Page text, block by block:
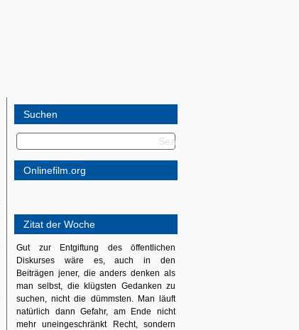
Suchen
Onlinefilm.org
Zitat der Woche
Gut zur Entgiftung des öffentlichen
Diskurses wäre es, auch in den
Beiträgen jener, die anders denken als
man selbst, die klügsten Gedanken zu
suchen, nicht die dümmsten. Man läuft
natürlich dann Gefahr, am Ende nicht
mehr uneingeschränkt Recht, sondern